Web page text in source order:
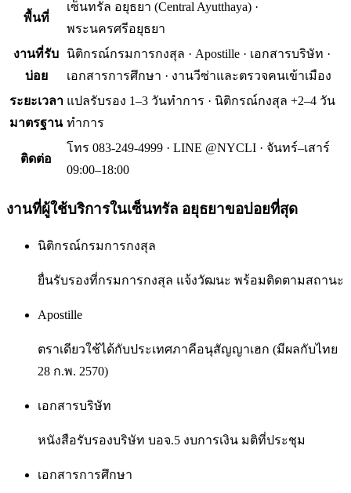
พื้นที่
เซ็นทรัล อยุธยา (Central Ayutthaya) ·
พระนครศรีอยุธยา
งานที่รับ
บ่อย
นิติกรณ์กรมการกงสุล · Apostille · เอกสารบริษัท ·
เอกสารการศึกษา · งานวีซ่าและตรวจคนเข้าเมือง
ระยะเวลา
มาตรฐาน
แปลรับรอง 1–3 วันทำการ · นิติกรณ์กงสุล +2–4 วัน
ทำการ
ติดต่อ
โทร 083-249-4999 · LINE @NYCLI · จันทร์–เสาร์
09:00–18:00
งานที่ผู้ใช้บริการในเซ็นทรัล อยุธยาขอบ่อยที่สุด
นิติกรณ์กรมการกงสุล
ยื่นรับรองที่กรมการกงสุล แจ้งวัฒนะ พร้อมติดตามสถานะ
Apostille
ตราเดียวใช้ได้กับประเทศภาคีอนุสัญญาเฮก (มีผลกับไทย
28 ก.พ. 2570)
เอกสารบริษัท
หนังสือรับรองบริษัท บอจ.5 งบการเงิน มติที่ประชุม
เอกสารการศึกษา